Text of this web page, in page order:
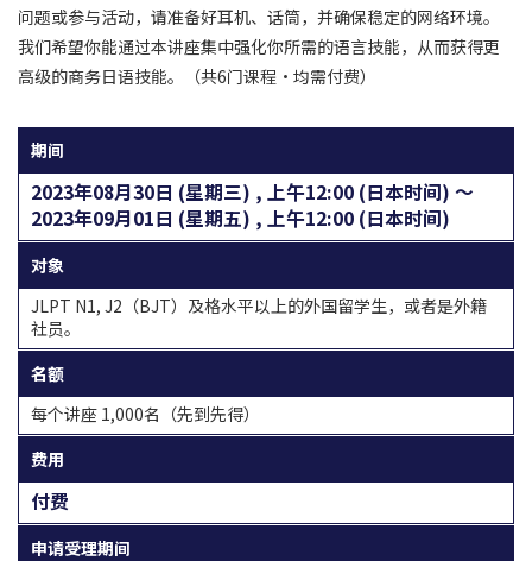
问题或参与活动，请准备好耳机、话筒，并确保稳定的网络环境。
我们希望你能通过本讲座集中强化你所需的语言技能，从而获得更
高级的商务日语技能。（共6门课程・均需付费）
期间
2023年08月30日 (星期三) , 上午12:00 (日本时间) 〜
2023年09月01日 (星期五) , 上午12:00 (日本时间)
对象
JLPT N1, J2（BJT）及格水平以上的外国留学生，或者是外籍
社员。
名额
每个讲座 1,000名（先到先得）
费用
付费
申请受理期间